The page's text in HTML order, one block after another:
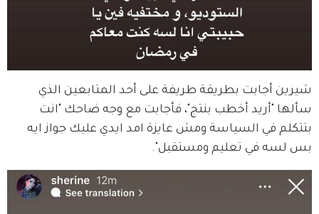
شيرين أجابت بطريقة طريفة على أحد المتابعين الذي
سألها "أريد أخطب بنتج"، فأجابت مع وجه ضاحك "انت
بتتكلم في السياسة ومش عايزة امد ايدي عليك جواز ايه
بس لسه في تعليم ومستقبل".